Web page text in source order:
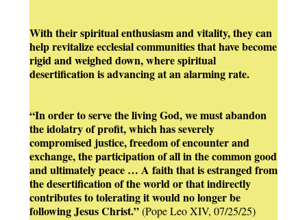
With their spiritual enthusiasm and vitality, they can
help revitalize ecclesial communities that have become
rigid and weighed down, where spiritual
desertification is advancing at an alarming rate.
“In order to serve the living God, we must abandon
the idolatry of profit, which has severely
compromised justice, freedom of encounter and
exchange, the participation of all in the common good
and ultimately peace … A faith that is estranged from
the desertification of the world or that indirectly
contributes to tolerating it would no longer be
following Jesus Christ.”(Pope Leo XIV, 07/25/25)